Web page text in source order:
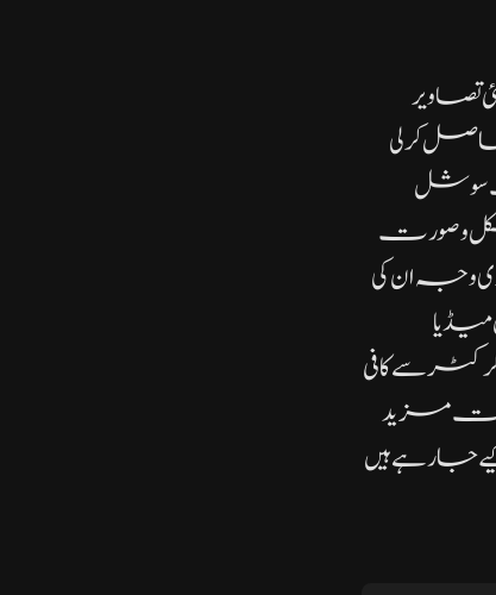
تصاویر
کر لی
سوشل
و صورت
وجہ ان کی
سے کافی
مزید
جا رہے ہیں